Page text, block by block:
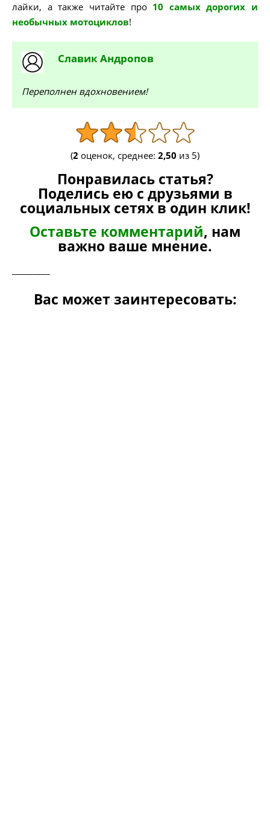
лайки, а также читайте про 10 самых дорогих и
необычных мотоциклов!
СлавикАндропов
Переполнен вдохновением!
(2 оценок, среднее: 2,50 из 5)
Понравилась статья?
Поделись ею с друзьями в
социальных сетях в один клик!
Оставьте комментарий, нам
важно ваше мнение.
Вас может заинтересовать: